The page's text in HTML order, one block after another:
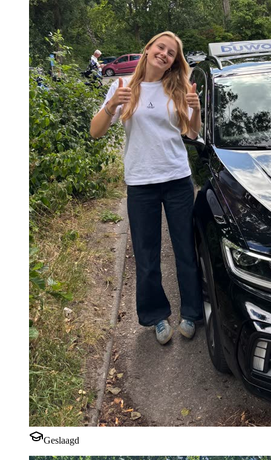
Geslaagd